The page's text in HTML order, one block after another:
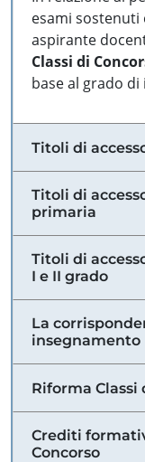
esami
aspirante
Classi di
base al grado
Titoli di
Titoli di
primaria
Titoli di
I e II grado
La
insegnamento
Riforma Classi
Crediti
Concorso